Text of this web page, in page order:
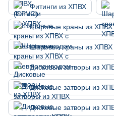
Фитинги из ХПВХ
Шаровые краны из ХПВХ
Шаровые краны из ХПВХ
Дисковые затворы из
Дисковые затворы из
Дисковые затворы из